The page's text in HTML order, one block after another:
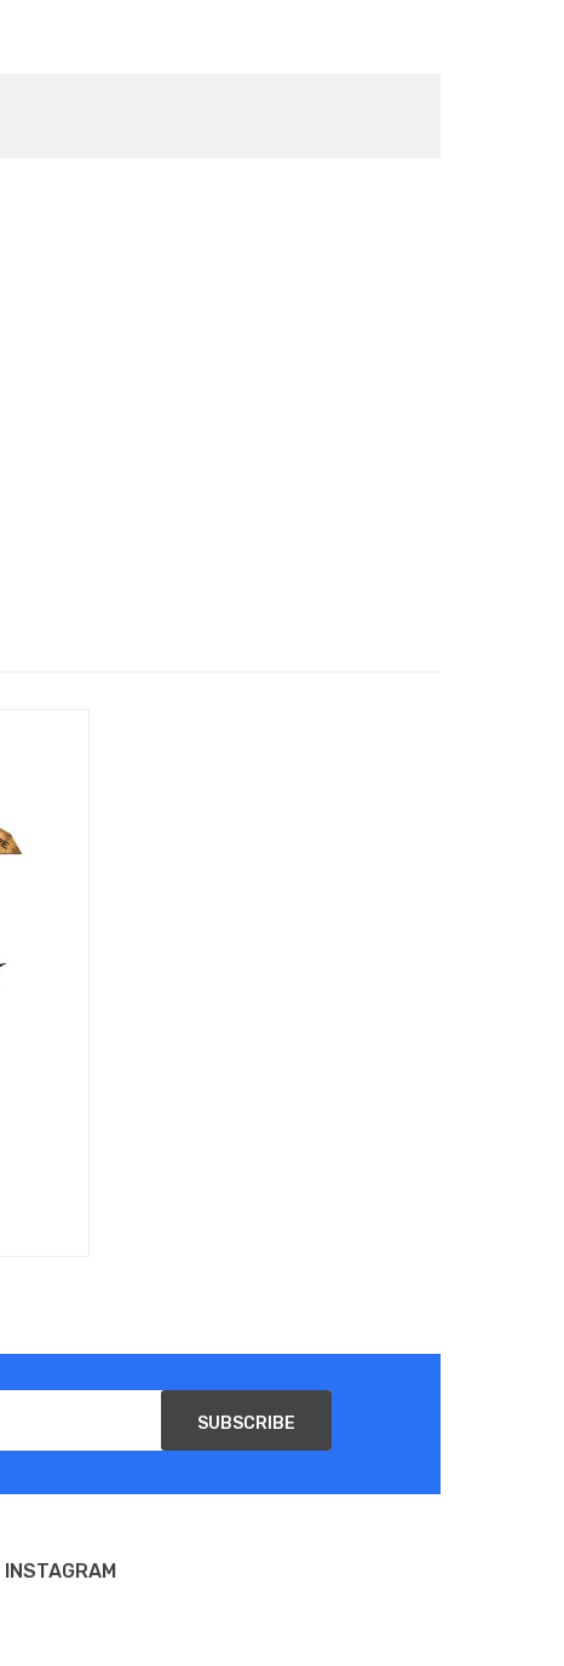
SUBSCRIBE
INSTAGRAM